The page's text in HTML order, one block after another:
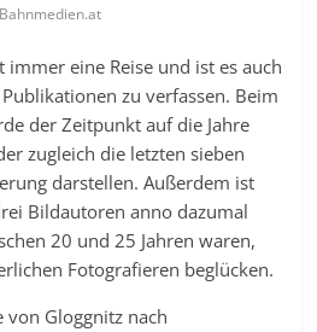
Bahnmedien.at
eine Reise und ist es auch
zu verfassen. Beim
der Zeitpunkt auf die Jahre
zugleich die letzten sieben
darstellen. Außerdem ist
Bildautoren anno dazumal
20 und 25 Jahren waren,
Fotografieren beglücken.
von Gloggnitz nach